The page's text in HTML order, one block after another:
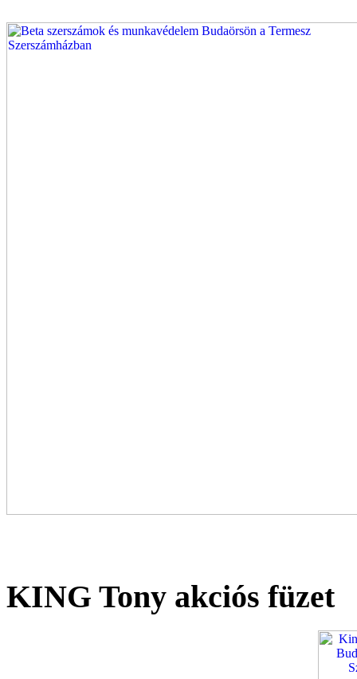
KING Tony akciós füzet